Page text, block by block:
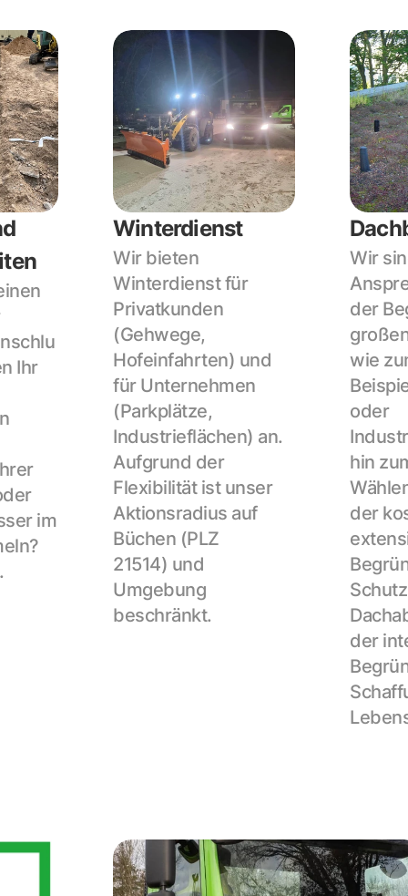
Ihr
im
Winterdienst
Wir bieten
Winterdienst für
Privatkunden
(Gehwege,
Hofeinfahrten) und
für Unternehmen
(Parkplätze,
Industrieflächen) an.
Aufgrund der
Flexibilität ist unser
Aktionsradius auf
Büchen (PLZ
21514) und
Umgebung
beschränkt.
Wir
der
wie
oder
hin
der
der